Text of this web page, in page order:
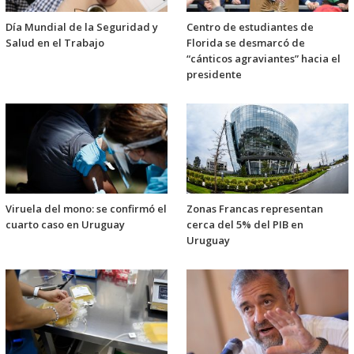
Día Mundial de la Seguridad y
Salud en el Trabajo
Centro de estudiantes de
Florida se desmarcó de
“cánticos agraviantes” hacia el
presidente
Viruela del mono: se confirmó el
cuarto caso en Uruguay
Zonas Francas representan
cerca del 5% del PIB en
Uruguay